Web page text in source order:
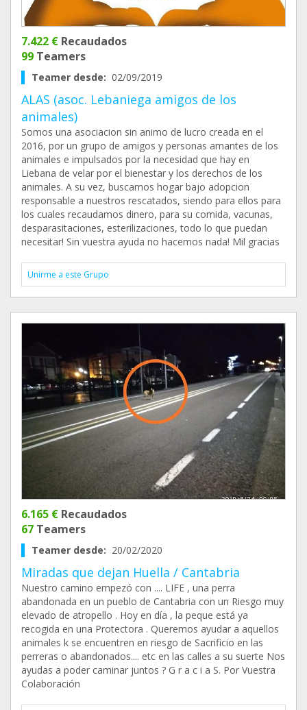
7.422 € Recaudados
99 Teamers
Teamer desde: 02/09/2019
ALAS (asoc. Lebaniega amigos de los
animales)
Somos una asociacion sin animo de lucro creada en el
2016, por un grupo de amigos y personas amantes de los
animales e impulsados por la necesidad que hay en
Liebana de velar por el bienestar y los derechos de los
animales. A su vez, buscamos hogar bajo adopcion
responsable a nuestros rescatados, siendo para ellos para
los cuales recaudamos dinero, para su comida, vacunas,
desparasitaciones, esterilizaciones, todo lo que puedan
necesitar! Sin vuestra ayuda no hacemos nada! Mil gracias
Unirme a este Grupo
6.165 € Recaudados
67 Teamers
Teamer desde: 20/02/2020
Miradas que dejan Huella / Cantabria
Nuestro camino empezó con .... LIFE , una perra
abandonada en un pueblo de Cantabria con un Riesgo muy
elevado de atropello . Hoy en día , la peque está ya
recogida en una Protectora . Queremos ayudar a aquellos
animales k se encuentren en riesgo de Sacrificio en las
perreras o abandonados.... etc en las calles a su suerte Nos
ayudas a poder caminar juntos ? G r a c i a S. Por Vuestra
Colaboración